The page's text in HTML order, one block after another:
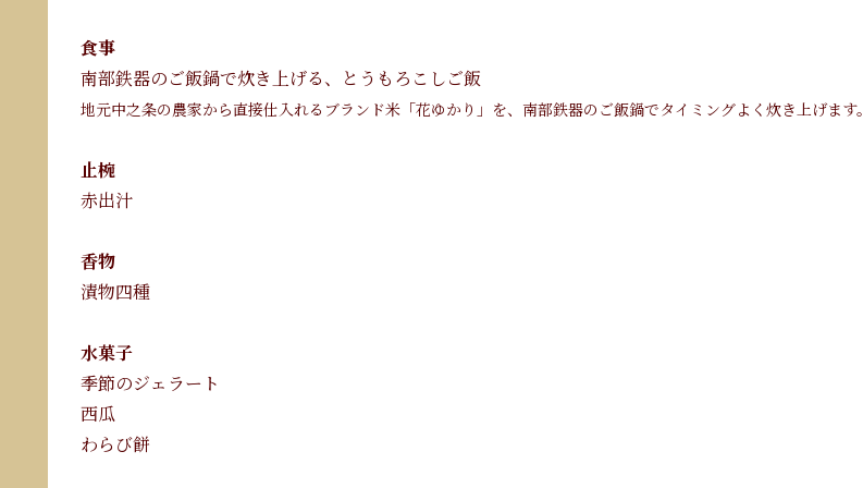
食事
南部鉄器のご飯鍋で炊き上げる、とうもろこしご飯
地元中之条の農家から直接仕入れるブランド米「花ゆかり」を、南部鉄器のご飯鍋でタイミングよく炊き上げます。
止椀
赤出汁
香物
漬物四種
水菓子
季節のジェラート
西瓜
わらび餅